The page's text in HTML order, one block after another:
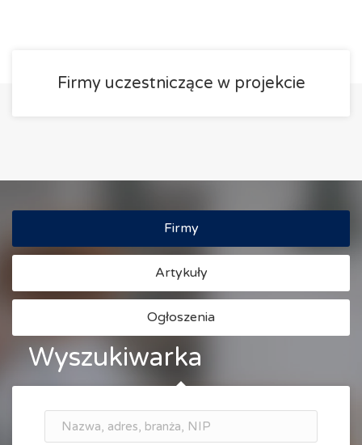
Firmy uczestniczące w projekcie
Firmy
Artykuły
Ogłoszenia
Wyszukiwarka